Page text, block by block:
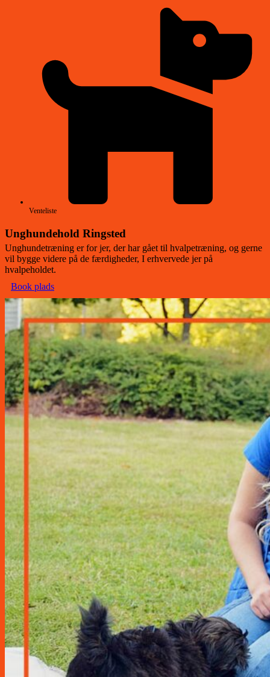
Venteliste
Unghundehold Ringsted
Unghundetræning er for jer, der har gået til hvalpetræning, og gerne
vil bygge videre på de færdigheder, I erhvervede jer på
hvalpeholdet.
Book plads